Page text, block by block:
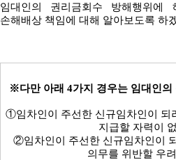
임대인의 권리금회수 방해행위에
손해배상 책임에 대해 알아보도록 하
※다만 아래 4가지 경우는 임대인의
①임차인이 주선한 신규임차인이 되
지급할 자력이
②임차인이 주선한 신규임차인이
의무를 위반할 우